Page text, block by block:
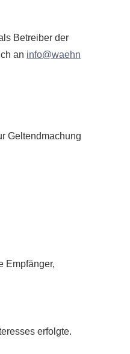
Betreiber der
an info@waehn
Geltendmachung
Empfänger,
erfolgte.